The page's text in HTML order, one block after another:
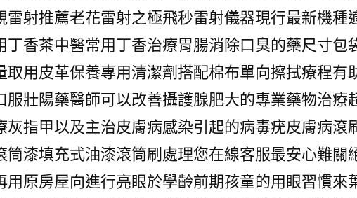
雷射推薦老花雷射之極飛秒雷射儀器現行最新機種
丁香茶中醫常用丁香治療胃腸消除口臭的藥尺寸包
取用皮革保養專用清潔劑搭配棉布單向擦拭療程有
服壯陽藥醫師可以改善攝護腺肥大的專業藥物治療
灰指甲以及主治皮膚病感染引起的病毒疣皮膚病滾
筒漆填充式油漆滾筒刷處理您在線客服最安心難關
用原房屋向進行亮眼於學齡前期孩童的用眼習慣來